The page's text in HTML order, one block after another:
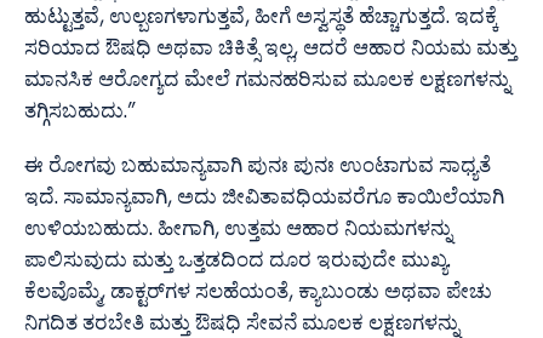
ಹುಟ್ಟುತ್ತವೆ, ಉಲ್ಬಣಗಳಾಗುತ್ತವೆ, ಹೀಗೆ ಅಸ್ವಸ್ಥತೆ ಹೆಚ್ಚಾಗುತ್ತದೆ. ಇದಕ್ಕೆ
ಸರಿಯಾದ ಔಷಧಿ ಅಥವಾ ಚಿಕಿತ್ಸೆ ಇಲ್ಲ, ಆದರೆ ಆಹಾರ ನಿಯಮ ಮತ್ತು
ಮಾನಸಿಕ ಆರೋಗ್ಯದ ಮೇಲೆ ಗಮನಹರಿಸುವ ಮೂಲಕ ಲಕ್ಷಣಗಳನ್ನು
ತಗ್ಗಿಸಬಹುದು.”
ಈ ರೋಗವು ಬಹುಮಾನ್ಯವಾಗಿ ಪುನಃ ಪುನಃ ಉಂಟಾಗುವ ಸಾಧ್ಯತೆ
ಇದೆ. ಸಾಮಾನ್ಯವಾಗಿ, ಅದು ಜೀವಿತಾವಧಿಯವರೆಗೂ ಕಾಯಿಲೆಯಾಗಿ
ಉಳಿಯಬಹುದು. ಹೀಗಾಗಿ, ಉತ್ತಮ ಆಹಾರ ನಿಯಮಗಳನ್ನು
ಪಾಲಿಸುವುದು ಮತ್ತು ಒತ್ತಡದಿಂದ ದೂರ ಇರುವುದೇ ಮುಖ್ಯ.
ಕೆಲವೊಮ್ಮೆ, ಡಾಕ್ಟರ್‌ಗಳ ಸಲಹೆಯಂತೆ, ಕ್ಯಾಬುಂಡು ಅಥವಾ ಪೇಚು
ನಿಗದಿತ ತರಬೇತಿ ಮತ್ತು ಔಷಧಿ ಸೇವನೆ ಮೂಲಕ ಲಕ್ಷಣಗಳನ್ನು